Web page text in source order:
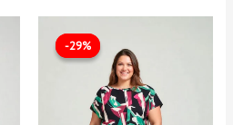
-29%
-29% precio
original
era:
$69.900.
es:
$49.900.